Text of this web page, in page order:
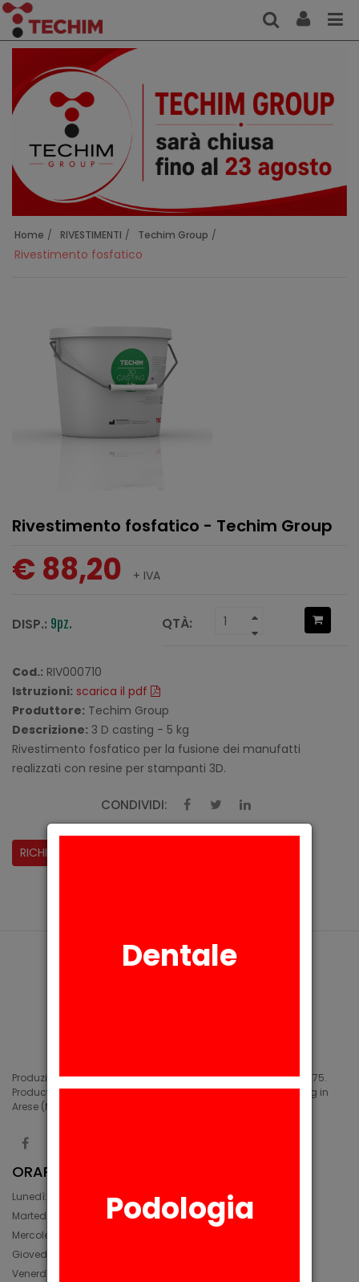
Home RIVESTIMENTI Techim Group
Rivestimento fosfatico
Rivestimento fosfatico - Techim Group
€ 88,20 + IVA
DISP.: 9pz. QTÀ:
Cod.: RIV000710
Istruzioni: scarica il pdf
Produttore: Techim Group
Descrizione: 3 D casting - 5 kg
Rivestimento fosfatico per la fusione dei manufatti
realizzati con resine per stampanti 3D.
CONDIVIDI:
RICHIESTA INFORMAZIONI
Produzione di siliconi medicali e industriali in Arese (MI) dal 1975.
Production of medical and industrial silicones. Manufacturing in
Arese (MI) since 1975.
ORARIO
Lunedì: 08:30 - 12:30, 14:00 - 17:45
Martedì: 08:30 - 12:30, 14:00 - 17:00
Mercoledì: 08:30 - 12:30, 14:00 - 17:00
Giovedì: 09:30 - 12:30, 14:00 - 17:00
Venerdì: 08:30 - 12:30, 14:00 - 17:00
Dentale
Podologia